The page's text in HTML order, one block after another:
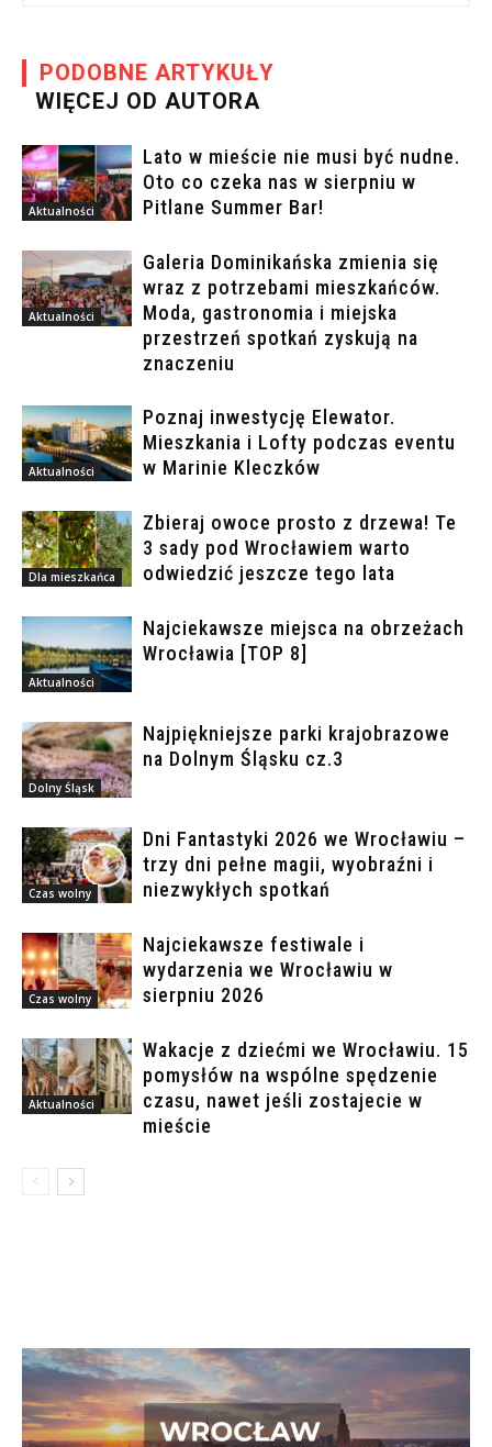
PODOBNE ARTYKUŁY
WIĘCEJ OD AUTORA
Aktualności
Lato w mieście nie musi być nudne.
Oto co czeka nas w sierpniu w
Pitlane Summer Bar!
Aktualności
Galeria Dominikańska zmienia się
wraz z potrzebami mieszkańców.
Moda, gastronomia i miejska
przestrzeń spotkań zyskują na
znaczeniu
Aktualności
Poznaj inwestycję Elewator.
Mieszkania i Lofty podczas eventu
w Marinie Kleczków
Dla mieszkańca
Zbieraj owoce prosto z drzewa! Te
3 sady pod Wrocławiem warto
odwiedzić jeszcze tego lata
Aktualności
Najciekawsze miejsca na obrzeżach
Wrocławia [TOP 8]
Dolny Śląsk
Najpiękniejsze parki krajobrazowe
na Dolnym Śląsku cz.3
Czas wolny
Dni Fantastyki 2026 we Wrocławiu –
trzy dni pełne magii, wyobraźni i
niezwykłych spotkań
Czas wolny
Najciekawsze festiwale i
wydarzenia we Wrocławiu w
sierpniu 2026
Aktualności
Wakacje z dziećmi we Wrocławiu. 15
pomysłów na wspólne spędzenie
czasu, nawet jeśli zostajecie w
mieście